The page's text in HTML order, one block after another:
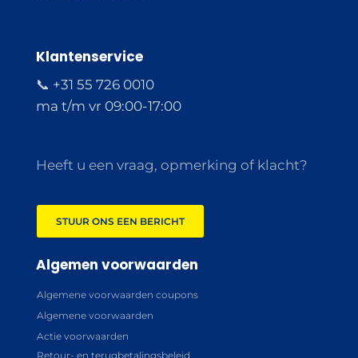
Klantenservice
📞 +31 55 726 0010
ma t/m vr 09:00-17:00
Heeft u een vraag, opmerking of klacht?
STUUR ONS EEN BERICHT
Algemen voorwaarden
Algemene voorwaarden coupons
Algemene voorwaarden
Actie voorwaarden
Retour- en terugbetalingsbeleid